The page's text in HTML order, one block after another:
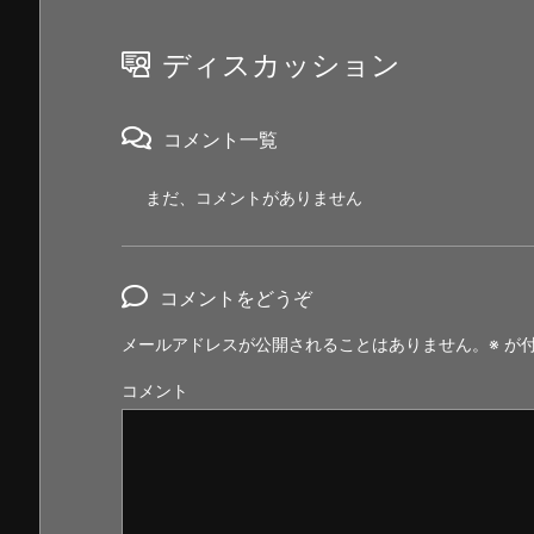
ディスカッション
コメント一覧
まだ、コメントがありません
コメントをどうぞ
メールアドレスが公開されることはありません。 ※ が
コメント